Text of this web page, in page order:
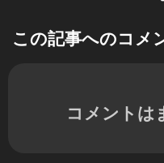
この記事へのコメ
コメントは